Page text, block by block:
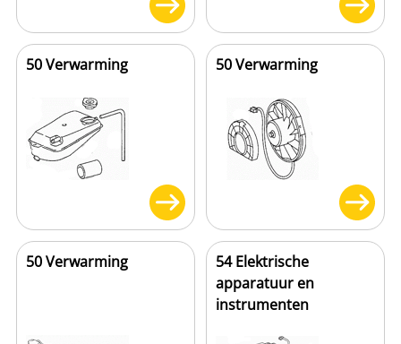
50 Verwarming 50 Verwarming
50 Verwarming
54 Elektrische
apparatuur en
instrumenten